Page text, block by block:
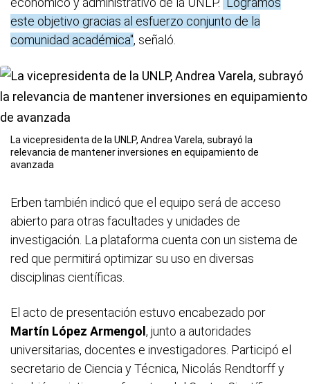
este objetivo gracias al esfuerzo conjunto de la
comunidad académica", señaló.
La vicepresidenta de la UNLP, Andrea Varela, subrayó la
relevancia de mantener inversiones en equipamiento de
avanzada
Erben también indicó que el equipo será de acceso
abierto para otras facultades y unidades de
investigación. La plataforma cuenta con un sistema de
red que permitirá optimizar su uso en diversas
disciplinas científicas.
El acto de presentación estuvo encabezado por
Martín López Armengol , junto a autoridades
universitarias, docentes e investigadores. Participó el
secretario de Ciencia y Técnica, Nicolás Rendtorff y